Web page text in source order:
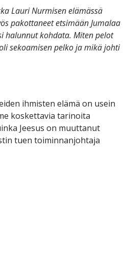
Lauri Nurmisen elämässä
pakottaneet etsimään Jumalaa
halunnut kohdata. Miten pelot
sekoamisen pelko ja mikä johti
ihmisten elämä on usein
koskettavia tarinoita
Jeesus on muuttanut
tuen toiminnanjohtaja